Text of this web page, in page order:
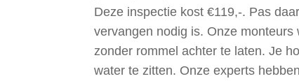
Deze inspectie kost €119,-. Pas
vervangen nodig is. Onze monteurs
zonder rommel achter te laten. Je
water te zitten. Onze experts